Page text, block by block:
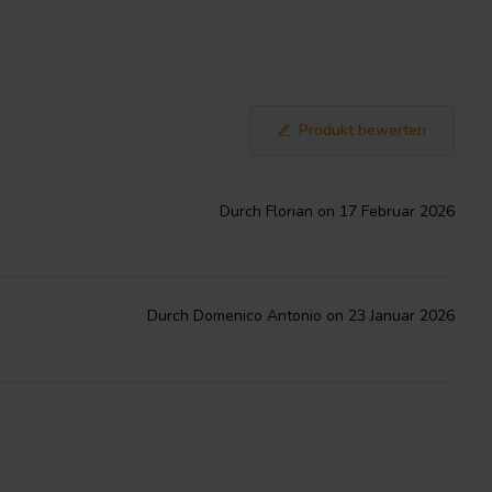
Produkt bewerten
Durch Florian on 17 Februar 2026
Durch Domenico Antonio on 23 Januar 2026